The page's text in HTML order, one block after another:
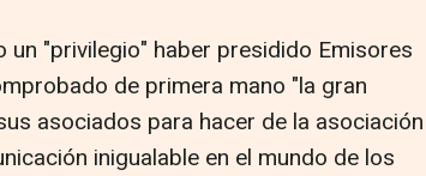
un "privilegio" haber presidido Emisores
de primera mano "la gran
asociados para hacer de la asociación
inigualable en el mundo de los